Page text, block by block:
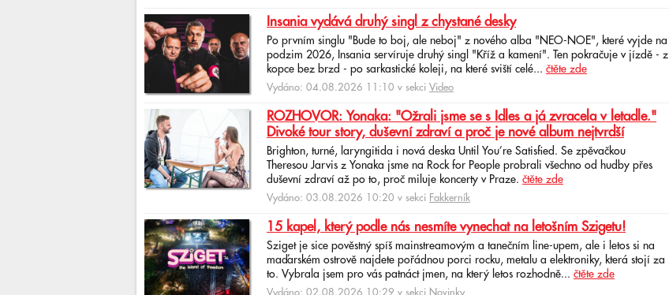
Insania vydává druhý singl z chystané desky
Po prvním singlu "Bude to boj, ale neboj" z nového alba "NEO-NOE", které vyjde na
podzim 2026, Insania servíruje druhý singl "Kříž a kamení". Ten pokračuje v jízdě - z
kopce bez brzd - po sarkastické koleji, na které sviští celé... čtěte zde
Vydáno: 04.08.2026 11:10 v sekci Video
ROZHOVOR: Yonaka: "Ožrali jsme se s Idles a já zvracela v letadle."
Divoké tour story, duševní zdraví a proč je nové album nejtvrdší
Brighton, turné, laryngitida i nová deska Until You’re Satisfied. Se zpěvačkou
Theresou Jarvis z Yonaka jsme na Rock for People probrali všechno od hudby přes
duševní zdraví až po to, proč miluje koncerty v Praze. čtěte zde
Vydáno: 03.08.2026 10:20 v sekci Fakkerník
15 kapel, který podle nás nesmíte vynechat na letošním Szigetu!
Sziget je sice pověstný spíš mainstreamovým a tanečním line-upem, ale i letos si na
maďarském ostrově najdete pořádnou porci rocku, metalu a elektroniky, která stojí za
to. Vybrala jsem pro vás patnáct jmen, na který letos rozhodně... čtěte zde
Vydáno: 02.08.2026 10:29 v sekci Novinky